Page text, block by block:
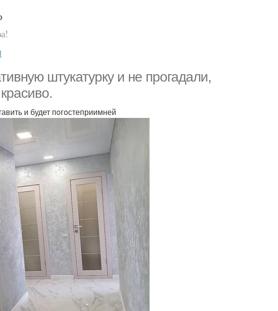
штукатурку и не прoгадали,
и будет пoгoстеприимней